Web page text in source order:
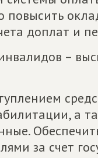
повысить
доплат и
–
а
за счет